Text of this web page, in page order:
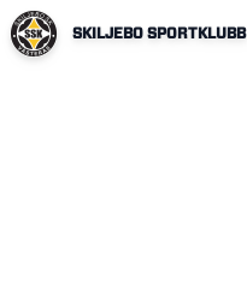
SKILJEBO SPORTKLUBB